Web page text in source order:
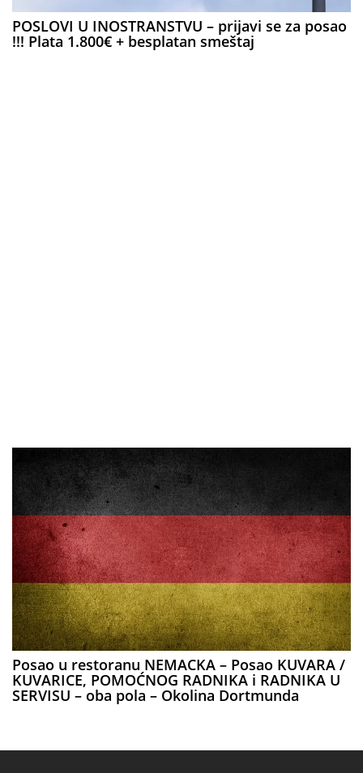
POSLOVI U INOSTRANSTVU – prijavi se za posao
!!! Plata 1.800€ + besplatan smeštaj
Posao u restoranu NEMACKA – Posao KUVARA /
KUVARICE, POMOĆNOG RADNIKA i RADNIKA U
SERVISU – oba pola – Okolina Dortmunda